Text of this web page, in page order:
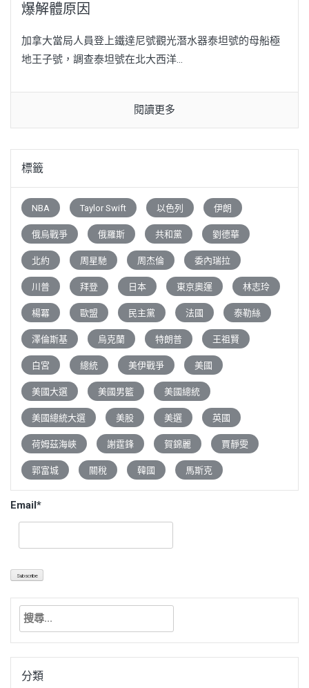
爆解體原因
加拿大當局人員登上鐵達尼號觀光潛水器泰坦號的母船極
地王子號，調查泰坦號在北大西洋...
閱讀更多
標籤
NBA Taylor Swift 以色列 伊朗
俄烏戰爭 俄羅斯 共和黨 劉德華
北約 周星馳 周杰倫 委內瑞拉
川普 拜登 日本 東京奧運 林志玲
楊冪 歐盟 民主黨 法國 泰勒絲
澤倫斯基 烏克蘭 特朗普 王祖賢
白宮 總統 美伊戰爭 美國
美國大選 美國男籃 美國總統
美國總統大選 美股 美選 英國
荷姆茲海峽 謝霆鋒 賀錦麗 賈靜雯
郭富城 關稅 韓國 馬斯克
Email*
搜
關
字:分類